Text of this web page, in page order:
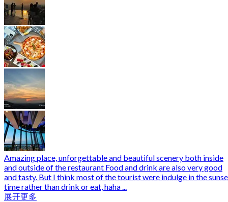
Amazing place, unforgettable and beautiful scenery both inside
and outside of the restaurant Food and drink are also very good
and tasty. But I think most of the tourist were indulge in the
time rather than drink or eat, haha ...
展开更多